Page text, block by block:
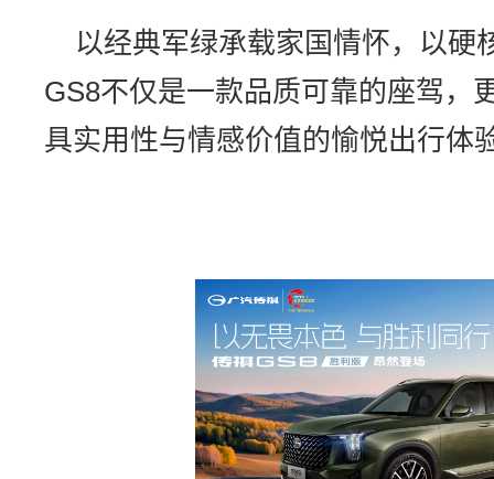
以经典军绿承载家国情怀，以硬
GS8不仅是一款品质可靠的座驾，
具实用性与情感价值的愉悦出行体